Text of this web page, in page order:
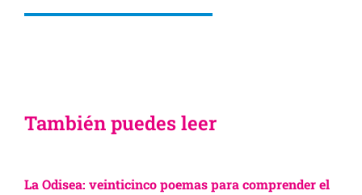
También puedes leer
La Odisea: veinticinco poemas para comprender el